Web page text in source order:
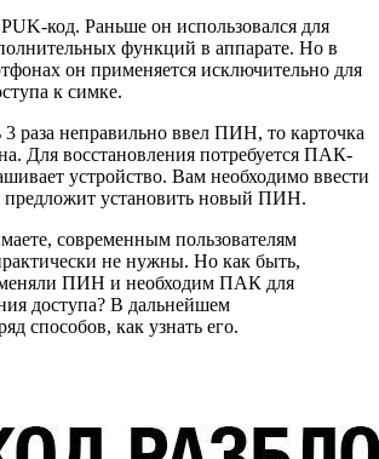
код. Раньше он использовался для
функций в аппарате. Но в
он применяется исключительно для
к симке.
3 раза неправильно ввел ПИН, то карточка
Для восстановления потребуется ПАК-
устройство. Вам необходимо ввести
предложит установить новый ПИН.
современным пользователям
не нужны. Но как быть,
ПИН и необходим ПАК для
доступа? В дальнейшем
способов, как узнать его.